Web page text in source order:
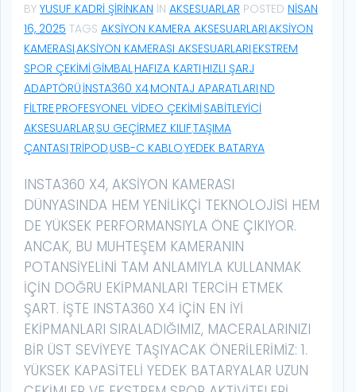
BY YUSUF KADRI ŞIRINKAN IN AKSESUARLAR POSTED NISAN
16, 2025 TAGS AKSIYON KAMERA AKSESUARLARI,AKSIYON
KAMERASI,AKSIYON KAMERASI AKSESUARLARI,EKSTREM
SPOR ÇEKIMI,GIMBAL,HAFIZA KARTI,HIZLI ŞARJ
ADAPTÖRÜ,INSTA360 X4,MONTAJ APARATLARI,ND
FILTRE,PROFESYONEL VIDEO ÇEKIMI,SABITLEYICI
AKSESUARLAR,SU GEÇIRMEZ KILIF,TAŞIMA
ÇANTASI,TRIPOD,USB-C KABLO,YEDEK BATARYA
INSTA360 X4, AKSIYON KAMERASI
DÜNYASINDA HEM YENILIKÇI TEKNOLOJISI HEM
DE YÜKSEK PERFORMANSIYLA ÖNE ÇIKIYOR.
ANCAK, BU MUHTEŞEM KAMERANIN
POTANSIYELINI TAM ANLAMIYLA KULLANMAK
IÇIN DOĞRU EKIPMANLARI TERCIH ETMEK
ŞART. İŞTE INSTA360 X4 IÇIN EN IYI
EKIPMANLARI SIRALADIĞIMIZ, MACERALARINIZI
BIR ÜST SEVIYEYE TAŞIYACAK ÖNERILERIMIZ: 1.
YÜKSEK KAPASITELI YEDEK BATARYALAR UZUN